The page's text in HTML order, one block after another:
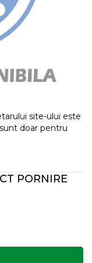
site-ului este
doar pentru
PORNIRE